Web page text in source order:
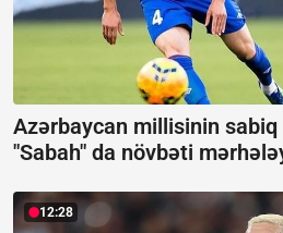
Azərbaycan millisinin sabiq
"Sabah" da növbəti
12:28